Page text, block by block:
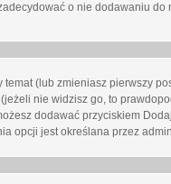
o nie dodawaniu
(lub zmieniasz pierwszy
nie widzisz go, to
dodawać przyciskiem
opcji jest określana przez